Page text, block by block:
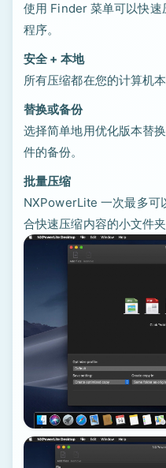
使用 Finder 菜单可以快速
程序。
安全 + 本地
所有压缩都在您的计算机
替换或备份
选择简单地用优化版本替
件的备份。
批量压缩
NXPowerLite 一次最多可
合快速压缩内容的小文件夹